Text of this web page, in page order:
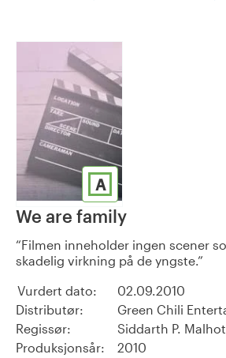
A
We are family
Filmen inneholder ingen scener
skadelig virkning på de yngste.
Vurdert dato:
02.09.2010
Distributør:
Green Chili
Regissør:
Siddarth P.
Produksjonsår:
2010